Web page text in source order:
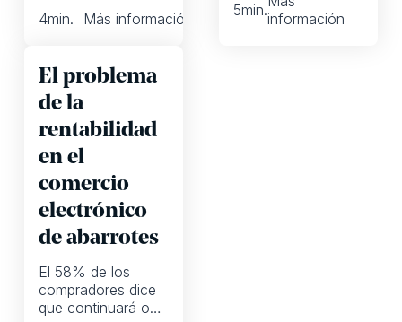
fracasa. ¡No repitas sus
4min. Más información
compradores
quieren información
5min.información
El problema
de la
rentabilidad
en el
comercio
electrónico
de abarrotes
El 58% de los
compradores dice
que continuará o